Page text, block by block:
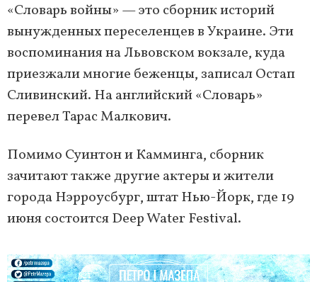
«Словарь войны» — это сборник историй
вынужденных переселенцев в Украине. Эти
воспоминания на Львовском вокзале, куда
приезжали многие беженцы, записал Остап
Сливинский. На английский «Словарь»
перевел Тарас Малкович.
Помимо Суинтон и Камминга, сборник
зачитают также другие актеры и жители
города Нэрроусбург, штат Нью-Йорк, где 19
июня состоится Deep Water Festival.